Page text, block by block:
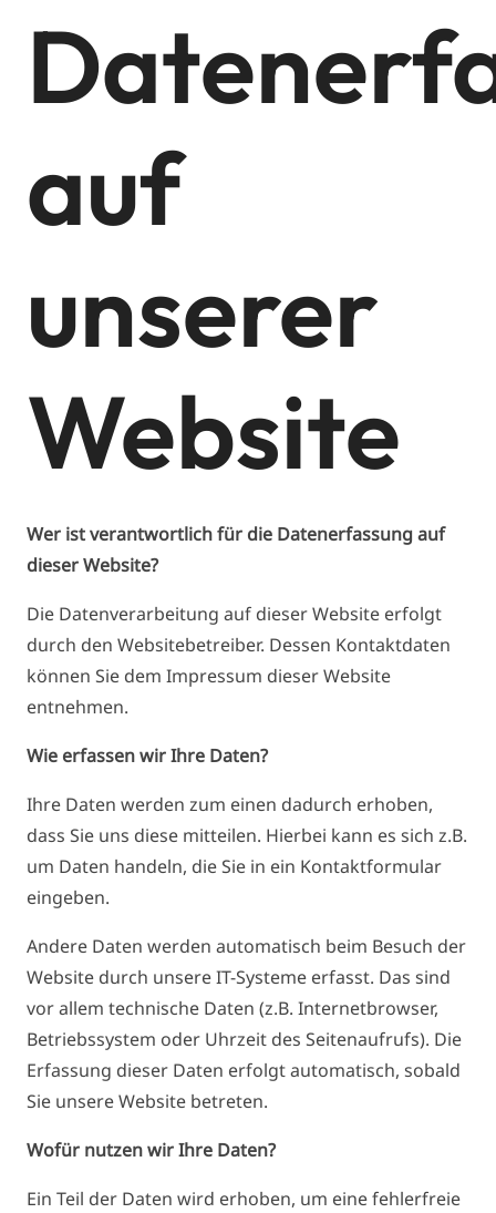
auf
unserer
Website
Wer ist verantwortlich für die Datenerfassung auf
dieser Website?
Die Datenverarbeitung auf dieser Website erfolgt
durch den Websitebetreiber. Dessen Kontaktdaten
können Sie dem Impressum dieser Website
entnehmen.
Wie erfassen wir Ihre Daten?
Ihre Daten werden zum einen dadurch erhoben,
dass Sie uns diese mitteilen. Hierbei kann es sich z.B.
um Daten handeln, die Sie in ein Kontaktformular
eingeben.
Andere Daten werden automatisch beim Besuch der
Website durch unsere IT-Systeme erfasst. Das sind
vor allem technische Daten (z.B. Internetbrowser,
Betriebssystem oder Uhrzeit des Seitenaufrufs). Die
Erfassung dieser Daten erfolgt automatisch, sobald
Sie unsere Website betreten.
Wofür nutzen wir Ihre Daten?
Ein Teil der Daten wird erhoben, um eine fehlerfreie